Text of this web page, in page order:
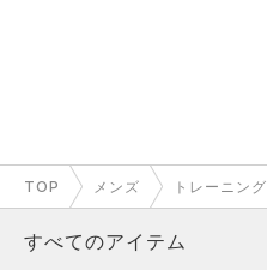
TOP メンズ トレーニング
すべてのアイテム